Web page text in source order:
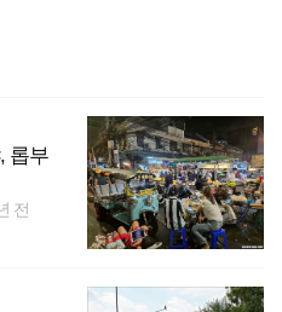
롭부
전